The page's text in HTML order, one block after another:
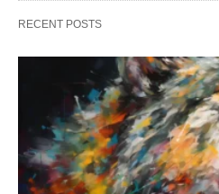
RECENT POSTS